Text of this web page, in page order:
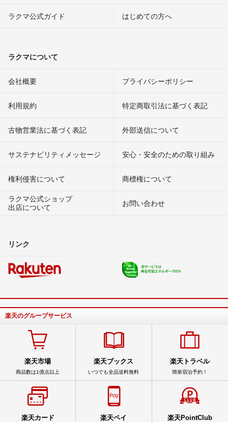
ラクマ公式ガイド はじめての方へ
ラクマについて
会社概要 プライバシーポリシー
利用規約 特定商取引法に基づく表記
古物営業法に基づく表記 外部送信について
サステナビリティメッセージ 安心・安全のための取り組み
権利侵害について
商標権について
ラクマ公式ショップ
出店について
お問い合わせ
リンク
楽天のグループサービス
楽天市場
商品数は1億点以上
楽天ブックス
いつでも全品送料無料
楽天トラベル
簡単宿泊予約！
楽天カード 楽天ペイ 楽天PointClub